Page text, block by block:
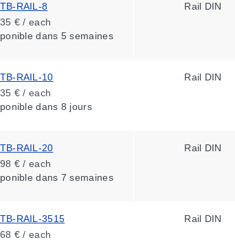
RAIL-8
€ / each
dans 5 semaines
Rail DIN
RAIL-10
€ / each
dans 8 jours
Rail DIN
RAIL-20
€ / each
dans 7 semaines
Rail DIN
RAIL-3515
€ / each
Rail DIN